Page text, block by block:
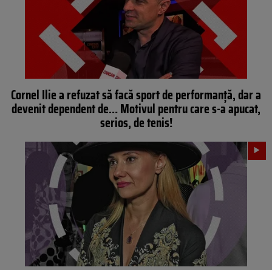
Cornel Ilie a refuzat să facă sport de performanță, dar a
devenit dependent de… Motivul pentru care s-a apucat,
serios, de tenis!